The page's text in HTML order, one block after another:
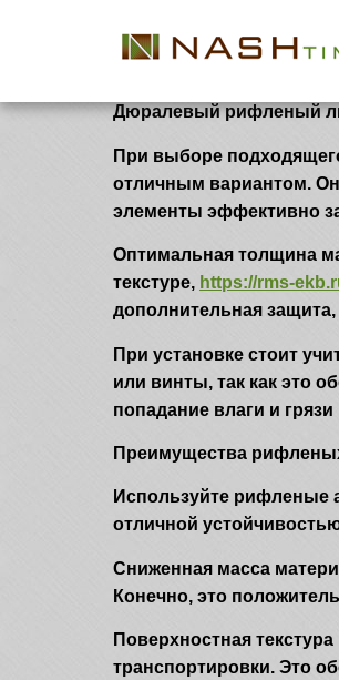
Дюралевый рифленый
При выборе
отличным вариантом.
элементы эффективно
Оптимальная толщина
текстуре, https://rms-
дополнительная
При установке стоит
или винты, так как это
попадание влаги и грязи
Преимущества
Используйте рифленые
отличной
Сниженная масса
Конечно, это
Поверхностная
транспортировки. Это